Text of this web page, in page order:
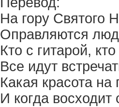
На гору Святого
Оправляются
Кто с гитарой,
Все идут
Какая красота на
И когда